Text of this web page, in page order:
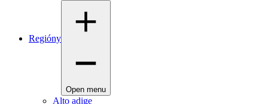
Regióny
Open menu
Alto adige